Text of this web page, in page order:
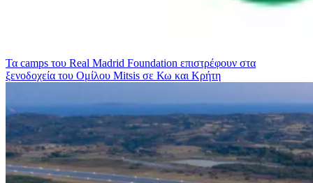
Τα camps του Real Madrid Foundation επιστρέφουν στα
ξενοδοχεία του Ομίλου Mitsis σε Κω και Κρήτη